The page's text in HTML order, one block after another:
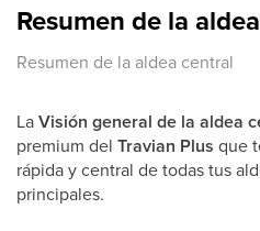
Resumen de la
Resumen de la aldea central
LaVisión general de la aldea
premium del Travian Plus que
rápida y central de todas tus
principales.